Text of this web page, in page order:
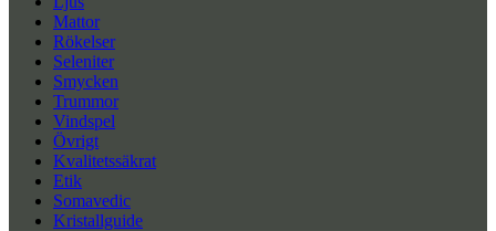
Mattor
Rökelser
Seleniter
Smycken
Trummor
Vindspel
Övrigt
Kvalitetssäkrat
Etik
Somavedic
Kristallguide